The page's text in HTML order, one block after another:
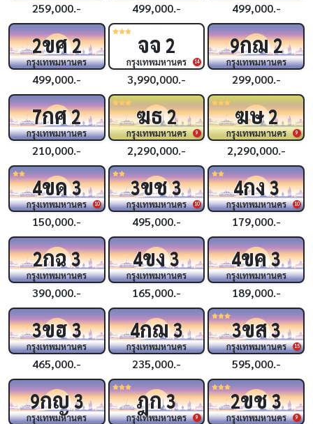
259,000.- 499,000.- 499,000.-
2ขศ2
กรุงเทพมหานคร
499,000.-
14
จจ 2
กรุงเทพมหานคร
3,990,000.-
9กฌ2
กรุงเทพมหานคร
299,000.-
7กศ2
กรุงเทพมหานคร
210,000.-
9
ฆธ2
กรุงเทพมหานคร
2,290,000.-
9
ฆษ2
กรุงเทพมหานคร
2,290,000.-
10
4ขด3
กรุงเทพมหานคร
150,000.-
10
3ขช3
กรุงเทพมหานคร
495,000.-
10
4กง3
กรุงเทพมหานคร
179,000.-
2กฉ3
กรุงเทพมหานคร
390,000.-
4ขง3
กรุงเทพมหานคร
165,000.-
4ขค3
กรุงเทพมหานคร
189,000.-
3ขฮ3
กรุงเทพมหานคร
465,000.-
4กฌ3
กรุงเทพมหานคร
235,000.-
15
3ขส3
กรุงเทพมหานคร
595,000.-
9กญ3
กรุงเทพมหานคร 9
ฎก3
กรุงเทพมหานคร 9
2ขช3
กรุงเทพมหานคร